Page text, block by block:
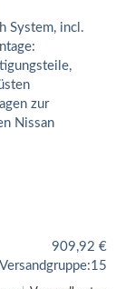
System, incl.
zur
Nissan
909,92 €
Versandgruppe:15